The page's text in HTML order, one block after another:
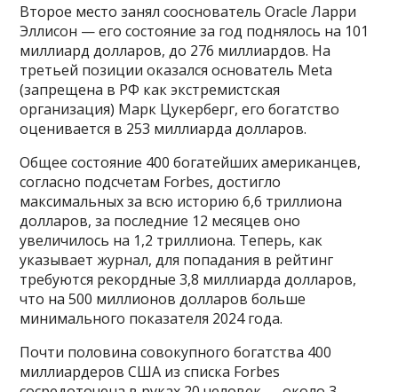
Второе место занял сооснователь Oracle Ларри
Эллисон — его состояние за год поднялось на 101
миллиард долларов, до 276 миллиардов. На
третьей позиции оказался основатель Meta
(запрещена в РФ как экстремистская
организация) Марк Цукерберг, его богатство
оценивается в 253 миллиарда долларов.
Общее состояние 400 богатейших американцев,
согласно подсчетам Forbes, достигло
максимальных за всю историю 6,6 триллиона
долларов, за последние 12 месяцев оно
увеличилось на 1,2 триллиона. Теперь, как
указывает журнал, для попадания в рейтинг
требуются рекордные 3,8 миллиарда долларов,
что на 500 миллионов долларов больше
минимального показателя 2024 года.
Почти половина совокупного богатства 400
миллиардеров США из списка Forbes